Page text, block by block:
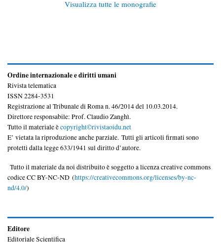
Visualizza tutte le monografie
Ordine internazionale e diritti umani
Rivista telematica
ISSN 2284-3531
Registrazione al Tribunale di Roma n. 46/2014 del 10.03.2014.
Direttore responsabile: Prof. Claudio Zanghì.
Tutto il materiale ècopyright©rivistaoidu.net
E’ vietata la riproduzione anche parziale. Tutti gli articoli firmati sono
protetti dalla legge 633/1941 sul diritto d’autore.
Tutto il materiale da noi distribuito è soggetto a licenza creative commons
codice CC BY-NC-ND (https://creativecommons.org/licenses/by-nc-
nd/4.0/)
Editore
Editoriale Scientifica